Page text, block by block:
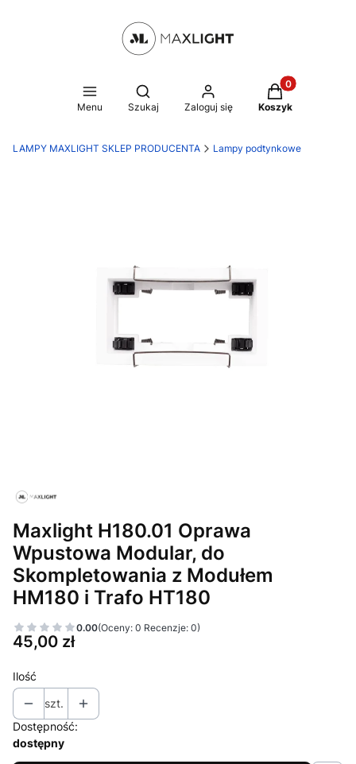
Menu
Otwórz wyszukiwarkę
Szukaj Zaloguj się
Produkty w
Koszyk
LAMPY MAXLIGHT SKLEP PRODUCENTA Lampy podtynkowe
Maxlight H180.01 Oprawa
Wpustowa Modular, do
Skompletowania z Modułem
HM180 i Trafo HT180
0.00(Oceny: 0 Recenzje: 0)
Cena
45,00 zł
Ilość
szt.
Dostępność:
dostępny